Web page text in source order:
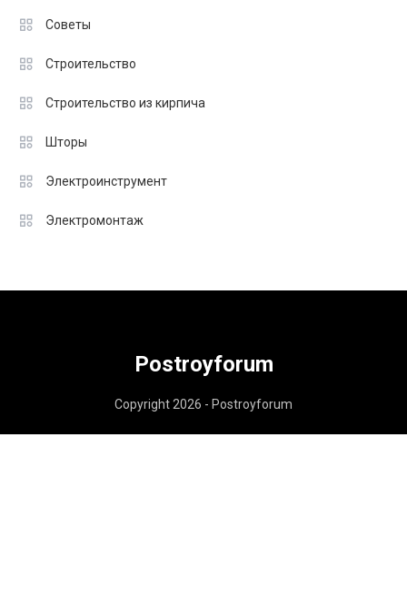
Советы
Строительство
Строительство из кирпича
Шторы
Электроинструмент
Электромонтаж
Postroyforum
Copyright 2026 - Postroyforum